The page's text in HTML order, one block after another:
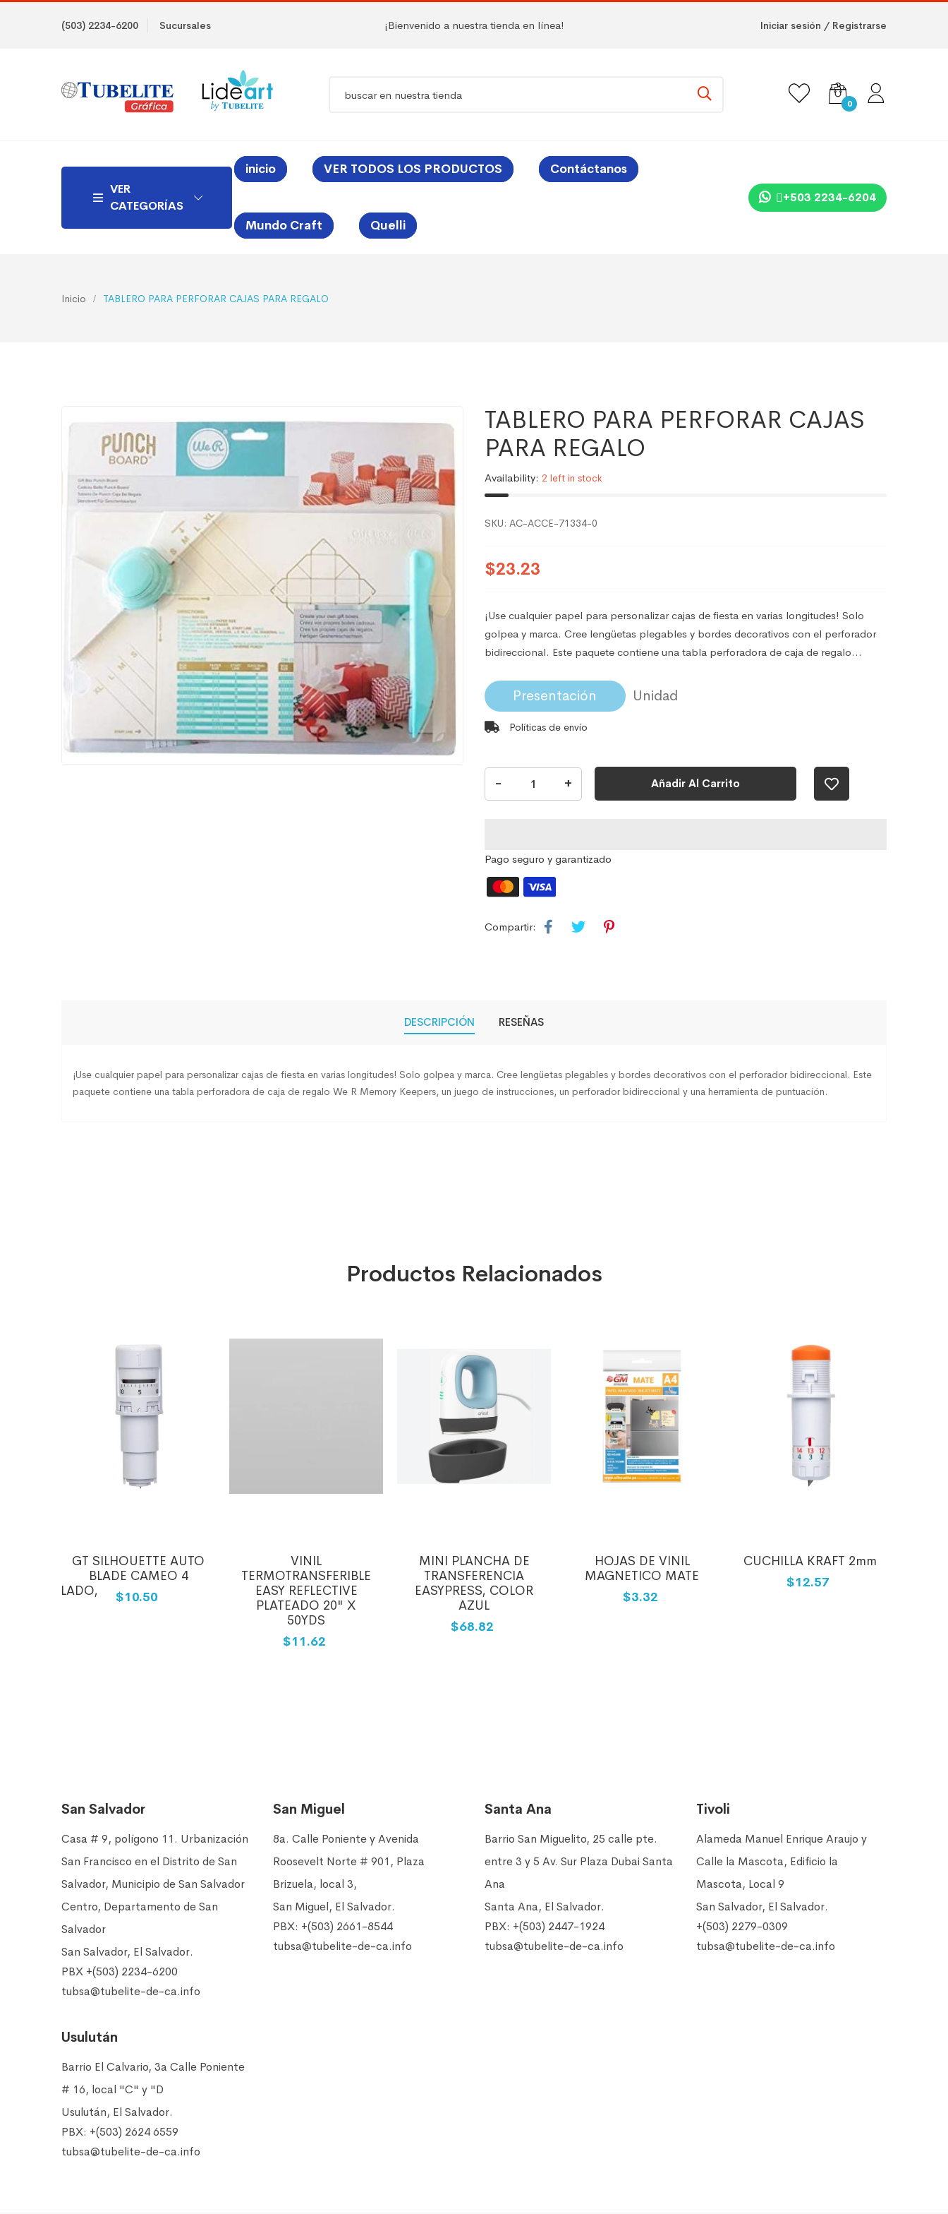
(503) 2234-6200 Sucursales ¡Bienvenido a nuestra tienda en línea! Iniciar sesión / Registrarse
0
VER
CATEGORÍAS
inicio VER TODOS LOS PRODUCTOS Contáctanos
Mundo Craft Quelli
+503 2234-6204
Inicio TABLERO PARA PERFORAR CAJAS PARA REGALO
TABLERO PARA PERFORAR CAJAS
PARA REGALO
Availability: 2 left in stock
SKU: AC-ACCE-71334-0
$23.23
¡Use cualquier papel para personalizar cajas de fiesta en varias longitudes! Solo
golpea y marca. Cree lengüetas plegables y bordes decorativos con el perforador
bidireccional. Este paquete contiene una tabla perforadora de caja de regalo...
Presentación
Políticas de envío
- + Añadir Al Carrito
Pago seguro y garantizado
Compartir:
DESCRIPCIÓN RESEÑAS
¡Use cualquier papel para personalizar cajas de fiesta en varias longitudes! Solo golpea y marca. Cree lengüetas plegables y bordes decorativos con el perforador bidireccional. Este
paquete contiene una tabla perforadora de caja de regalo We R Memory Keepers, un juego de instrucciones, un perforador bidireccional y una herramienta de puntuación.
Productos Relacionados
GT SILHOUETTE AUTO
BLADE CAMEO 4
$10.50
VINIL
TERMOTRANSFERIBLE
EASY REFLECTIVE
PLATEADO 20" X
50YDS
$11.62
MINI PLANCHA DE
TRANSFERENCIA
EASYPRESS, COLOR
AZUL
$68.82
HOJAS DE VINIL
MAGNETICO MATE
$3.32
CUCHILLA KRAFT 2mm
$12.57
San Salvador
Casa # 9, polígono 11. Urbanización
San Francisco en el Distrito de San
Salvador, Municipio de San Salvador
Centro, Departamento de San
Salvador
San Salvador, El Salvador.
PBX +(503) 2234-6200
tubsa@tubelite-de-ca.info
San Miguel
8a. Calle Poniente y Avenida
Roosevelt Norte # 901, Plaza
Brizuela, local 3,
San Miguel, El Salvador.
PBX: +(503) 2661-8544
tubsa@tubelite-de-ca.info
Santa Ana
Barrio San Miguelito, 25 calle pte.
entre 3 y 5 Av. Sur Plaza Dubai Santa
Ana
Santa Ana, El Salvador.
PBX: +(503) 2447-1924
tubsa@tubelite-de-ca.info
Tivoli
Alameda Manuel Enrique Araujo y
Calle la Mascota, Edificio la
Mascota, Local 9
San Salvador, El Salvador.
+(503) 2279-0309
tubsa@tubelite-de-ca.info
Usulután
Barrio El Calvario, 3a Calle Poniente
# 16, local "C" y "D
Usulután, El Salvador.
PBX: +(503) 2624 6559
tubsa@tubelite-de-ca.info